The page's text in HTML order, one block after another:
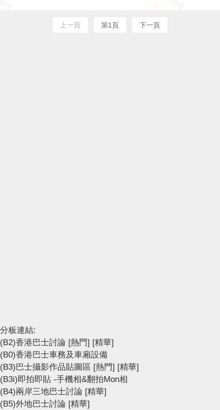
上一頁 第1頁 下一頁
分板連結:
(B2)香港巴士討論 [熱門] [精華]
(B0)香港巴士車務及車廂設備
(B3)巴士攝影作品貼圖區 [熱門] [精華]
(B3i)即拍即貼 -手機相&翻拍Mon相
(B4)兩岸三地巴士討論 [精華]
(B5)外地巴士討論 [精華]